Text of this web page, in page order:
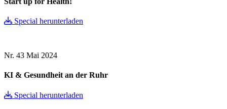
Special herunterladen
Nr. 43 Mai 2024
KI & Gesundheit an der Ruhr
Special herunterladen